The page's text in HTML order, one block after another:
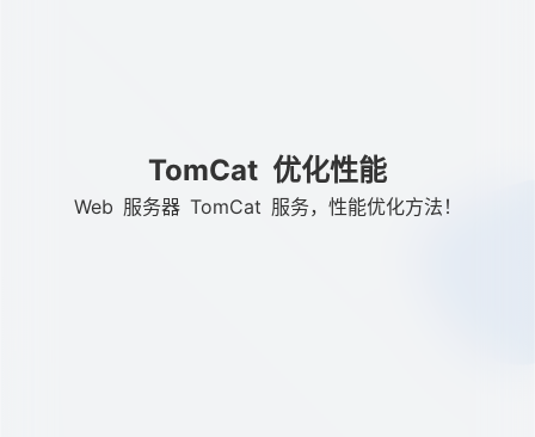
TomCat 优化性能
Web 服务器 TomCat 服务，性能优化方法！